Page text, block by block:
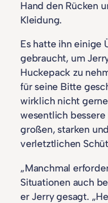
Hand den Rücken
Kleidung.
Es hatte ihn einige
gebraucht, um
Huckepack zu
für seine Bitte
wirklich nicht
wesentlich
großen, starken
verletztlichen
„Manchmal
Situationen auch
er Jerry gesagt.